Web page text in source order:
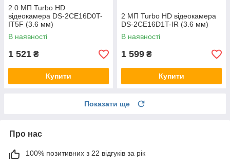
2.0 МП Turbo HD
відеокамера DS-2CE16D0T-
IT5F (3.6 мм)
В наявності
1 521 ₴
Купити
2 МП Turbo HD відеокамера
DS-2CE16D1T-IR (3.6 мм)
В наявності
1 599 ₴
Купити
Показати ще
Про нас
100% позитивних з 22 відгуків за рік